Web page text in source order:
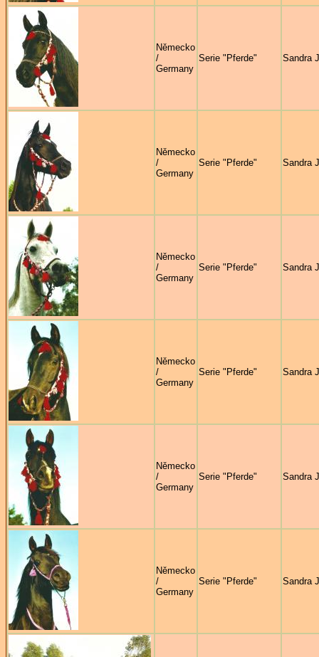
Německo
/
Germany
Serie "Pferde" Sandra
Německo
/
Germany
Serie "Pferde" Sandra
Německo
/
Germany
Serie "Pferde" Sandra
Německo
/
Germany
Serie "Pferde" Sandra
Německo
/
Germany
Serie "Pferde" Sandra
Německo
/
Germany
Serie "Pferde" Sandra